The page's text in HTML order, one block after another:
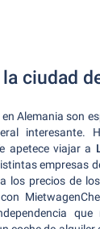
ciudad
Alemania son
interesante.
apetece viajar a
empresas
los precios de